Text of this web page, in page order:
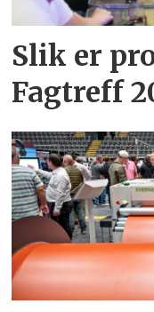
Slik er
Fagtreff